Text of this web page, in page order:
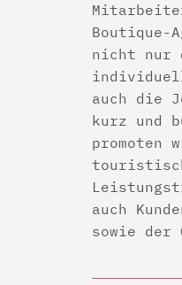
Boutique-
nicht nur
auch die
kurz und
promoten
auch
sowie der